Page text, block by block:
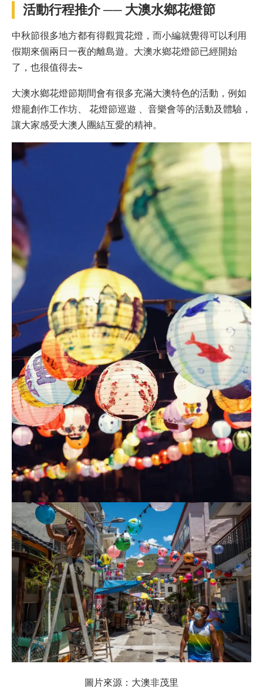
活動行程推介 ── ⼤澳⽔鄉花燈節
中秋節很多地方都有得觀賞花燈，而小編就覺得可以利用
假期來個兩日一夜的離島遊。⼤澳⽔鄉花燈節已經開始
了，也很值得去~
⼤澳⽔鄉花燈節期間會有很多充滿⼤澳特⾊的活動，例如
燈籠創作⼯作坊、 花燈節巡遊 、⾳樂會等的活動及體驗，
讓⼤家感受⼤澳⼈團結互愛的精神。
圖片來源：⼤澳非茂⾥